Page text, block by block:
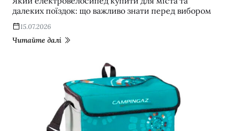
далеких поїздок: що важливо знати перед вибором
15.07.2026
Читайте далі